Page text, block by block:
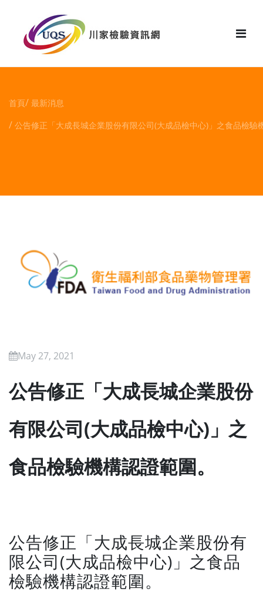
首頁 最新消息
公告修正「大成長城企業股份有限公司(大成品檢中心)」之食品檢驗
May 27, 2021
公告修正「大成長城企業股份
有限公司(大成品檢中心)」之
食品檢驗機構認證範圍。
公告修正「大成長城企業股份有
限公司(大成品檢中心)」之食品
檢驗機構認證範圍。